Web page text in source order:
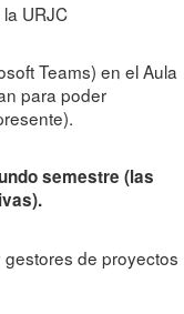
URJC
Teams) en el Aula
para poder
semestre (las
gestores de proyectos